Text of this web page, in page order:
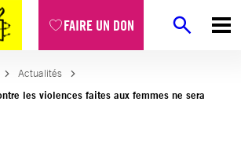
FAIRE UN DON
Actualités
les violences faites aux femmes ne sera